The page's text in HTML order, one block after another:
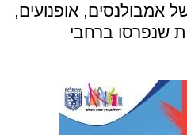
אמבולנסים, אופנועים,
שנפרסו ברחבי